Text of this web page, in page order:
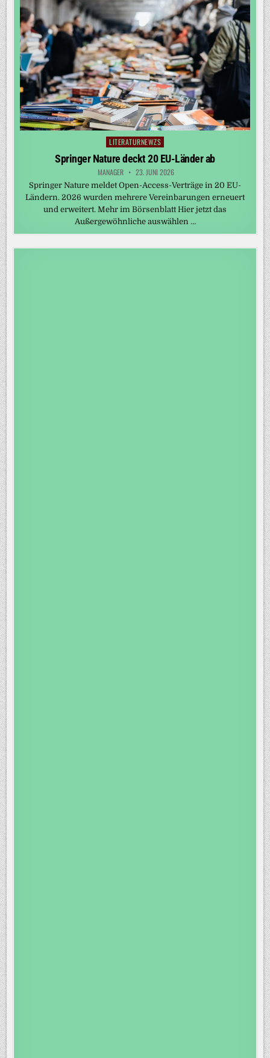
Posted
in
LITERATURNEWZS
Springer Nature deckt 20 EU-Länder ab
MANAGER 23. JUNI 2026
Springer Nature meldet Open-Access-Verträge in 20 EU-
Ländern. 2026 wurden mehrere Vereinbarungen erneuert
und erweitert. Mehr im Börsenblatt Hier jetzt das
Außergewöhnliche auswählen …